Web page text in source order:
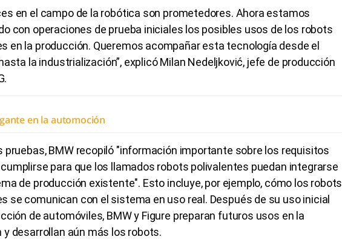
en el campo de la robótica son prometedores. Ahora estamos
con operaciones de prueba iniciales los posibles usos de los robots
en la producción. Queremos acompañar esta tecnología desde el
la industrialización”, explicó Milan Nedeljković, jefe de producción
en la automoción
pruebas, BMW recopiló "información importante sobre los requisitos
para que los llamados robots polivalentes puedan integrarse
de producción existente". Esto incluye, por ejemplo, cómo los robots
se comunican con el sistema en uso real. Después de su uso inicial
de automóviles, BMW y Figure preparan futuros usos en la
y desarrollan aún más los robots.